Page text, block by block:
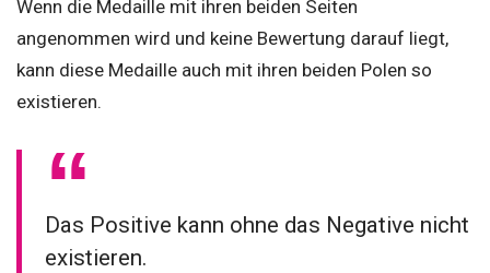
Wenn die Medaille mit ihren beiden Seiten
angenommen wird und keine Bewertung darauf liegt,
kann diese Medaille auch mit ihren beiden Polen so
existieren.
Das Positive kann ohne das Negative nicht
existieren.